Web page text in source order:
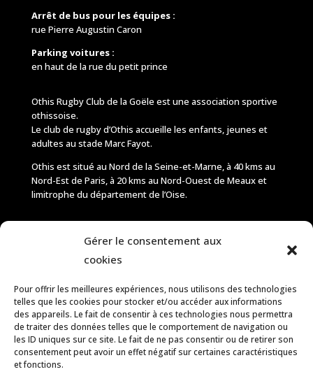
Gérer le consentement aux
cookies
Pour offrir les meilleures expériences, nous utilisons des technologies
telles que les cookies pour stocker et/ou accéder aux informations
des appareils. Le fait de consentir à ces technologies nous permettra
de traiter des données telles que le comportement de navigation ou
les ID uniques sur ce site. Le fait de ne pas consentir ou de retirer son
consentement peut avoir un effet négatif sur certaines caractéristiques
et fonctions.
Arrêt de bus pour les équipes :
rue Pierre Augustin Caron
Parking voitures :
en haut de la rue du petit prince
Othis Rugby Club de la Goële est une association sportive
othissoise.
Le club de rugby d’Othis accueille les enfants, jeunes et
adultes au stade Marc Fayot.
Othis est situé au Nord de la Seine-et-Marne, à 40 kms au
Nord-Est de Paris, à 20 kms au Nord-Ouest de Meaux et
limitrophe du département de l’Oise.
Boutique
Actualités
Contact